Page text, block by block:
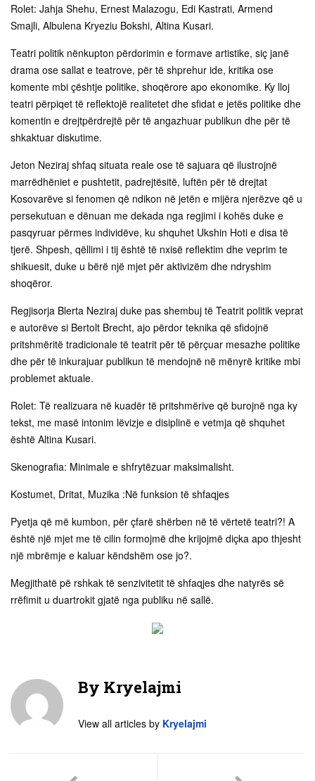
Rolet: Jahja Shehu, Ernest Malazogu, Edi Kastrati, Armend
Smajli, Albulena Kryeziu Bokshi, Altina Kusari.
Teatri politik nënkupton përdorimin e formave artistike, siç janë
drama ose sallat e teatrove, për të shprehur ide, kritika ose
komente mbi çështje politike, shoqërore apo ekonomike. Ky lloj
teatri përpiqet të reflektojë realitetet dhe sfidat e jetës politike dhe
komentin e drejtpërdrejtë për të angazhuar publikun dhe për të
shkaktuar diskutime.
Jeton Neziraj shfaq situata reale ose të sajuara që ilustrojnë
marrëdhëniet e pushtetit, padrejtësitë, luftën për të drejtat
Kosovarëve si fenomen që ndikon në jetën e mijëra njerëzve që u
persekutuan e dënuan me dekada nga regjimi i kohës duke e
pasqyruar përmes individëve, ku shquhet Ukshin Hoti e disa të
tjerë. Shpesh, qëllimi i tij është të nxisë reflektim dhe veprim te
shikuesit, duke u bërë një mjet për aktivizëm dhe ndryshim
shoqëror.
Regjisorja Blerta Neziraj duke pas shembuj të Teatrit politik veprat
e autorëve si Bertolt Brecht, ajo përdor teknika që sfidojnë
pritshmëritë tradicionale të teatrit për të përçuar mesazhe politike
dhe për të inkurajuar publikun të mendojnë në mënyrë kritike mbi
problemet aktuale.
Rolet: Të realizuara në kuadër të pritshmërive që burojnë nga ky
tekst, me masë intonim lëvizje e disiplinë e vetmja që shquhet
është Altina Kusari.
Skenografia: Minimale e shfrytëzuar maksimalisht.
Kostumet, Dritat, Muzika :Në funksion të shfaqjes
Pyetja që më kumbon, për çfarë shërben në të vërtetë teatri?! A
është një mjet me të cilin formojmë dhe krijojmë diçka apo thjesht
një mbrëmje e kaluar këndshëm ose jo?.
Megjithatë pë rshkak të senzivitetit të shfaqjes dhe natyrës së
rrëfimit u duartrokit gjatë nga publiku në sallë.
By Kryelajmi
View all articles by Kryelajmi